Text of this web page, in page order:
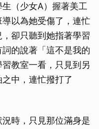
（少女A）握著美工
以為她受傷了，連忙
卻只聽到她指著學習
的說著「這不是我的
教室一看，只見到另
中，連忙撥打了
時，只見那位滿身是